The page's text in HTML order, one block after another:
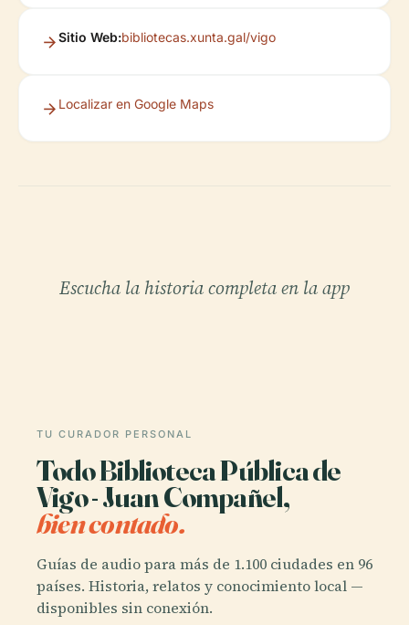
Sitio Web:bibliotecas.xunta.gal/vigo
Localizar en Google Maps
Escucha la historia completa en la app
TU CURADOR PERSONAL
Todo Biblioteca Pública de
Vigo - Juan Compañel,
bien contado.
Guías de audio para más de 1.100 ciudades en 96
países. Historia, relatos y conocimiento local —
disponibles sin conexión.